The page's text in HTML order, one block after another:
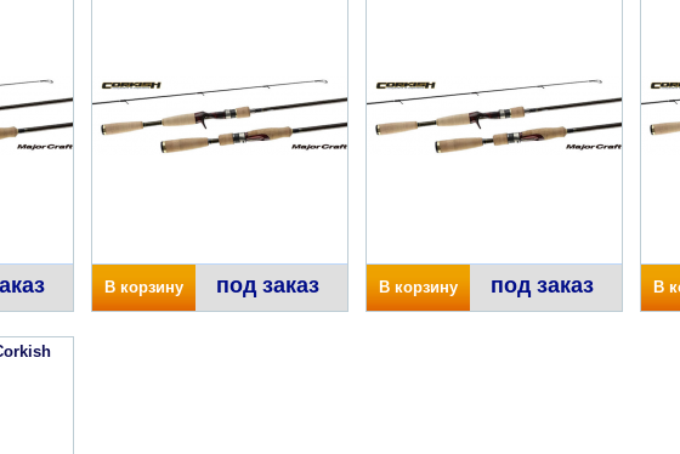
В корзину под заказ В корзину под заказ В